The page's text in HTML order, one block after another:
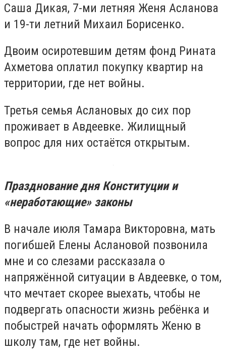
Саша Дикая, 7-ми летняя Женя Асланова
и 19-ти летний Михаил Борисенко.
Двоим осиротевшим детям фонд Рината
Ахметова оплатил покупку квартир на
территории, где нет войны.
Третья семья Аслановых до сих пор
проживает в Авдеевке. Жилищный
вопрос для них остаётся открытым.
Празднование дня Конституции и
«неработающие» законы
В начале июля Тамара Викторовна, мать
погибшей Елены Аслановой позвонила
мне и со слезами рассказала о
напряжённой ситуации в Авдеевке, о том,
что мечтает скорее выехать, чтобы не
подвергать опасности жизнь ребёнка и
побыстрей начать оформлять Женю в
школу там, где нет войны.